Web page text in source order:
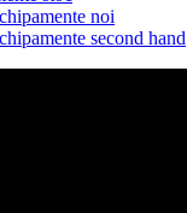
noi
second hand